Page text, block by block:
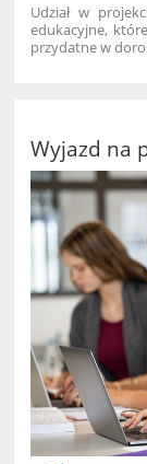
Udział w
edukacyjne,
przydatne w
Wyjazd na